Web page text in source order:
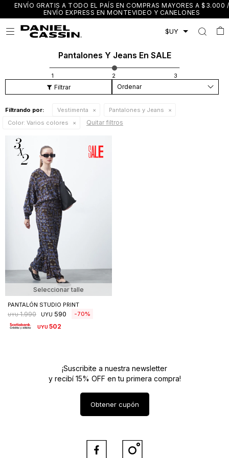
ENVÍO GRATIS A TODO EL PAÍS EN COMPRAS MAYORES A $3.000 /
ENVÍO EXPRESS EN MONTEVIDEO Y CANELONES

Pantalones Y Jeans En SALE
Recomendados
Filtrando por: Vestimenta
Pantalones y Jeans
Color: Varios colores Quitar filtros
Seleccionar talle
PANTALÓN STUDIO PRINT
UYU 1.990 UYU 590 70
UYU502
¡Suscribite a nuestra newsletter
y recibí 15% OFF en tu primera compra!
Obtener cupón
 